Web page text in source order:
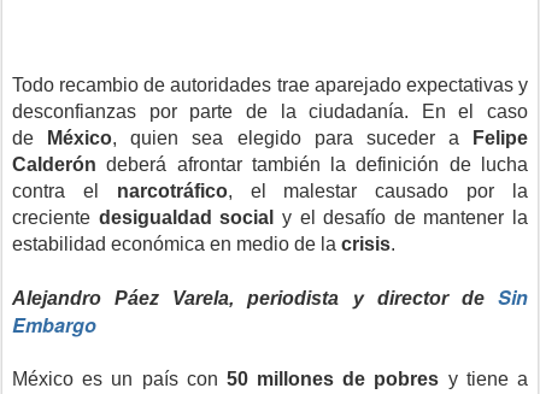
Todo recambio de autoridades trae aparejado expectativas y
desconfianzas por parte de la ciudadanía. En el caso
de
México, quien sea elegido para suceder a Felipe
Calderón deberá afrontar también la definición de lucha
contra el narcotráfico, el malestar causado por la
creciente desigualdad social
y el desafío de mantener la
estabilidad económica en medio de la crisis.
Alejandro Páez Varela, periodista y director de Sin
Embargo
México es un país con 50 millones de pobres y tiene a